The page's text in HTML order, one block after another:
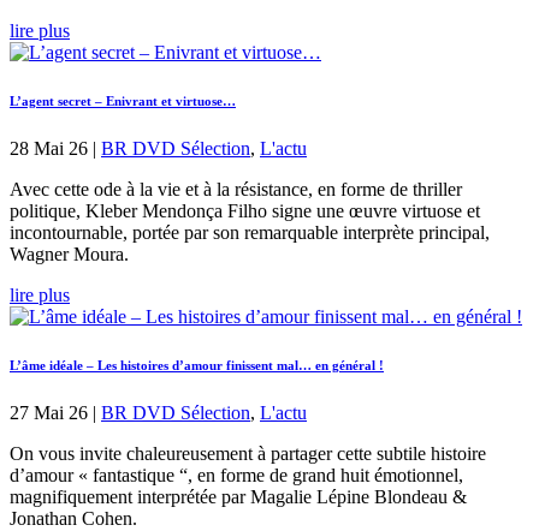
lire plus
L’agent secret – Enivrant et virtuose…
28 Mai 26 | BR DVD Sélection, L'actu
Avec cette ode à la vie et à la résistance, en forme de thriller
politique, Kleber Mendonça Filho signe une œuvre virtuose et
incontournable, portée par son remarquable interprète principal,
Wagner Moura.
lire plus
L’âme idéale – Les histoires d’amour finissent mal… en général !
27 Mai 26 | BR DVD Sélection, L'actu
On vous invite chaleureusement à partager cette subtile histoire
d’amour « fantastique “, en forme de grand huit émotionnel,
magnifiquement interprétée par Magalie Lépine Blondeau &
Jonathan Cohen.